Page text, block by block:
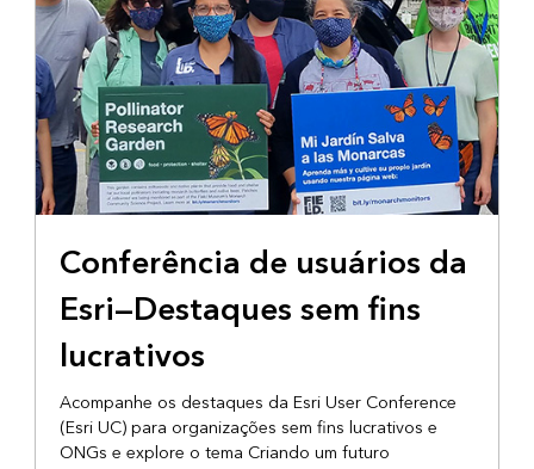
Conferência de usuários da
Esri—Destaques sem fins
lucrativos
Acompanhe os destaques da Esri User Conference
(Esri UC) para organizações sem fins lucrativos e
ONGs e explore o tema Criando um futuro